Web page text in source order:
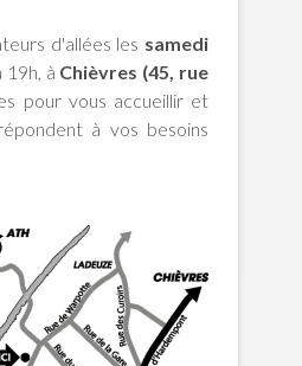
d'allées les samedi
19h, à Chièvres (45, rue
pour vous accueillir et
à vos besoins